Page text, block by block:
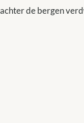
achter de bergen